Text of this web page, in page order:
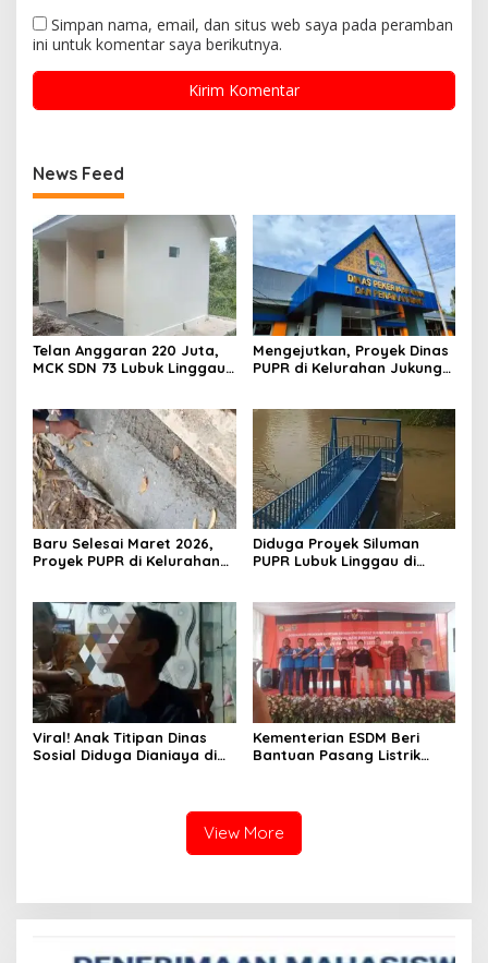
Simpan nama, email, dan situs web saya pada peramban
ini untuk komentar saya berikutnya.
News Feed
Telan Anggaran 220 Juta,
MCK SDN 73 Lubuk Linggau
Mengejutkan, Proyek Dinas
PUPR di Kelurahan Jukung
Baru Selesai Maret 2026,
Proyek PUPR di Kelurahan
Diduga Proyek Siluman
PUPR Lubuk Linggau di
Viral! Anak Titipan Dinas
Sosial Diduga Dianiaya di
Kementerian ESDM Beri
Bantuan Pasang Listrik
View More